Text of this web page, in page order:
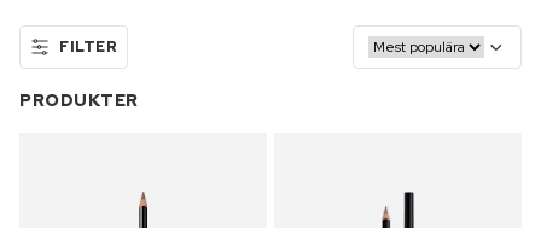
FILTER
PRODUKTER